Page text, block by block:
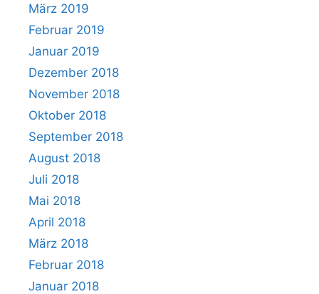
März 2019
Februar 2019
Januar 2019
Dezember 2018
November 2018
Oktober 2018
September 2018
August 2018
Juli 2018
Mai 2018
April 2018
März 2018
Februar 2018
Januar 2018